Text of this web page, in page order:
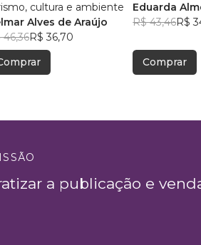
cultura e ambiente
Alves de Araújo
46,36R$ 36,70
Eduarda
R$ 43,46R$
Comprar
a publicação e